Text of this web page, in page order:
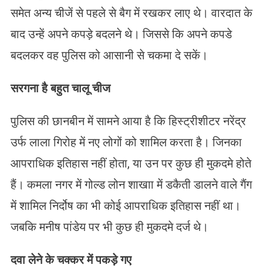
समेत अन्य चीजें से पहले से बैग में रखकर लाए थे। वारदात के
बाद उन्हें अपने कपड़े बदलने थे। जिससे कि अपने कपडे
बदलकर वह पुलिस को आसानी से चकमा दे सकें।
सरगना है बहुत चालू चीज
पुलिस की छानबीन में सामने आया है कि हिस्ट्रीशीटर नरेंद्र
उर्फ लाला गिरोह में नए लोगों को शामिल करता है। जिनका
आपराधिक इतिहास नहीं होता, या उन पर कुछ ही मुकदमे होते
हैं। कमला नगर में गोल्ड लोन शाखाा में डकैती डालने वाले गैंग
में शामिल निर्दोष का भी कोई आपराधिक इतिहास नहीं था।
जबकि मनीष पांडेय पर भी कुछ ही मुकदमे दर्ज थे।
दवा लेने के चक्कर में पकड़े गए